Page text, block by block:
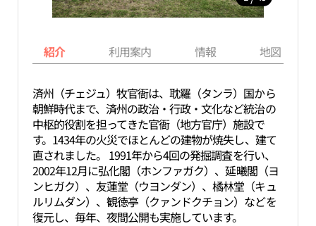
紹介 利用案内 情報 地図
済州（チェジュ）牧官衙は、耽羅（タンラ）国から
朝鮮時代まで、済州の政治・行政・文化など統治の
中枢的役割を担ってきた官衙（地方官庁）施設で
す。1434年の火災でほとんどの建物が焼失し、建て
直されました。 1991年から4回の発掘調査を行い、
2002年12月に弘化閣（ホンファガク）、延曦閣（ヨ
ンヒガク）、友蓮堂（ウヨンダン）、橘林堂（キュ
ルリムダン）、観徳亭（クァンドクチョン）などを
復元し、毎年、夜間公開も実施しています。